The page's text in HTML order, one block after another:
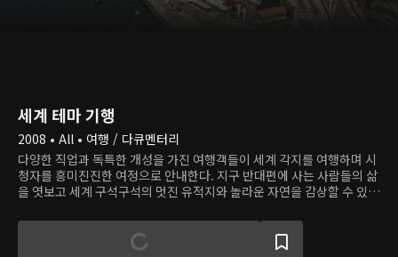
세계 테마 기행
2008 • All • 여행 / 다큐멘터리
다양한 직업과 독특한 개성을 가진 여행객들이 세계 각지를 여행하며 시
청자를 흥미진진한 여정으로 안내한다. 지구 반대편에 사는 사람들의 삶
을 엿보고 세계 구석구석의 멋진 유적지와 놀라운 자연을 감상할 수 있